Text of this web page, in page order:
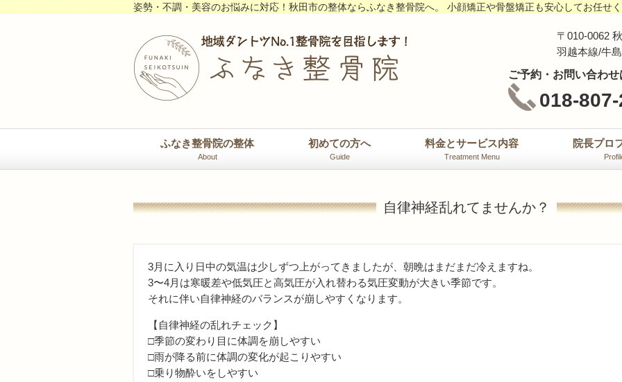
姿勢・不調・美容のお悩みに対応！秋田市の整体ならふなき整骨院へ。 小顔矯正や骨盤矯正も安心してお任せく
〒010-0062
羽越本線/牛
ご予約・お問い合わ
018-
ふなき整骨院の整体
About
初めての方へ
Guide
料金とサービス内容
Treatment Menu
院長プロ
自律神経乱れてませんか？
3月に入り日中の気温は少しずつ上がってきましたが、朝晩はまだまだ冷えますね。
3〜4月は寒暖差や低気圧と高気圧が入れ替わる気圧変動が大きい季節です。
それに伴い自律神経のバランスが崩しやすくなります。
【自律神経の乱れチェック】
□季節の変わり目に体調を崩しやすい
□雨が降る前に体調の変化が起こりやすい
□乗り物酔いをしやすい